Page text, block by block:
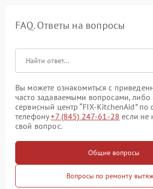
FAQ. Ответы на вопросы
Вы можете ознакомиться с
часто задаваемыми вопросами, либо
сервисный центр “FIX-KitchenAid”
телефону+7 (845) 247-61-28 если не
свой вопрос.
Общие вопросы
Вопросы по ремонту